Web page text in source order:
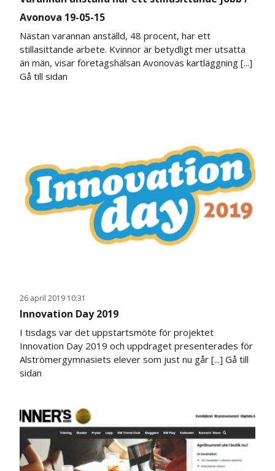
Avonova 19-05-15
Nästan varannan anställd, 48 procent, har ett
stillasittande arbete. Kvinnor är betydligt mer utsatta
än män, visar företagshälsan Avonovas kartläggning [...]
Gå till sidan
26 april 2019 10:31
Innovation Day 2019
I tisdags var det uppstartsmöte för projektet
Innovation Day 2019 och uppdraget presenterades för
Alströmergymnasiets elever som just nu går [...] Gå till
sidan